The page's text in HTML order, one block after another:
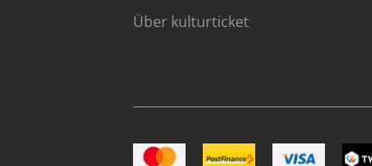
Über kulturticket
Bild MastercardBild Postfinance
Bild VISA Bild